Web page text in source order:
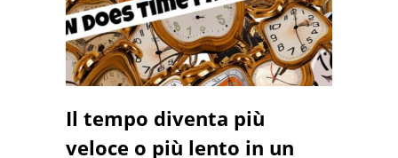
Il tempo diventa più
veloce o più lento in un